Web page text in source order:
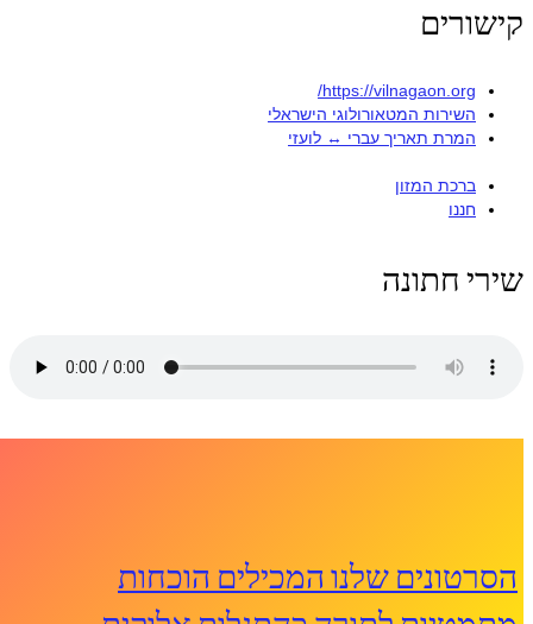
קישורים
https://vilnagaon.org/
השירות המטאורולוגי הישראלי
המרת תאריך עברי ↔ לועזי
ברכת המזון
חננו
שירי חתונה
הסרטונים שלנו המכילים הוכחות